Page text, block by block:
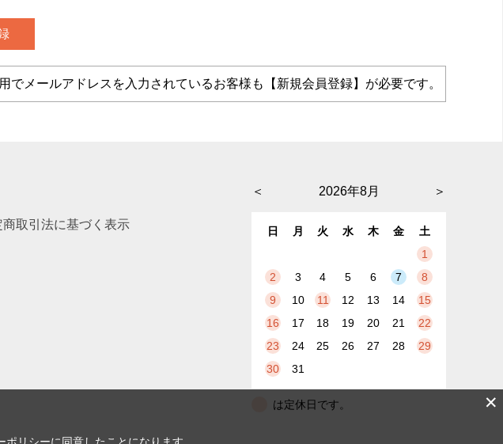
メールアドレスを入力されているお客様も【新規会員登録】が必要です。
商取引法に基づく表示
＜ ＞
2026年8月
日 月 火 水 木 金
土
1
2
3 4 5 6 7
8
9
10 11 12 13 14
15
16
17 18 19 20 21
22
23
24 25 26 27 28
29
30
31
は定休日です。 ✕